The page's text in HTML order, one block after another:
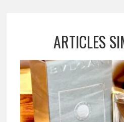
ARTICLES